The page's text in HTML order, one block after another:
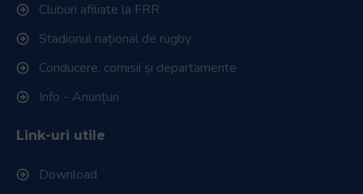
Cluburi afiliate la FRR
Stadionul național de rugby
Conducere, comisii și departamente
Info - Anunțuri
Link-uri utile
Download